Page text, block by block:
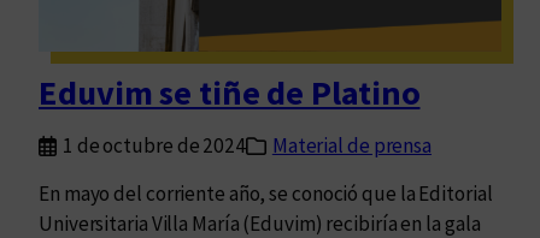
l
a
i
n
o
Eduvim se tiñe de Platino
1 de octubre de 2024
Material de prensa
En mayo del corriente año, se conoció que la Editorial
Universitaria Villa María (Eduvim) recibiría en la gala